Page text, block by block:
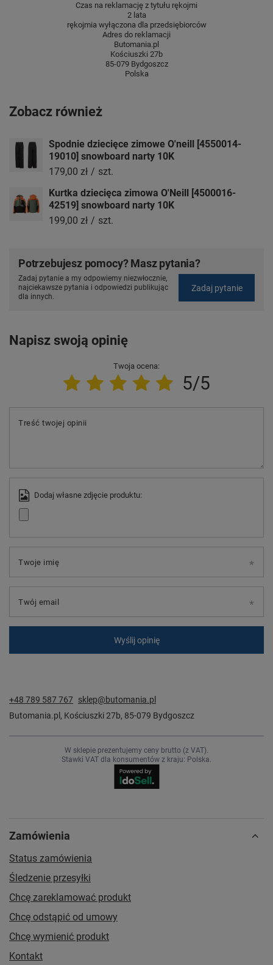
Czas na reklamację z tytułu rękojmi
2 lata
rękojmia wyłączona dla przedsiębiorców
Adres do reklamacji
Butomania.pl
Kościuszki 27b
85-079 Bydgoszcz
Polska
Zobacz również
Spodnie dziecięce zimowe O'neill [4550014-
19010] snowboard narty 10K
179,00 zł / szt.
Kurtka dziecięca zimowa O'Neill [4500016-
42519] snowboard narty 10K
199,00 zł / szt.
Potrzebujesz pomocy? Masz pytania?
Zadaj pytanie a my odpowiemy niezwłocznie,
najciekawsze pytania i odpowiedzi publikując
dla innych.
Zadaj pytanie
Napisz swoją opinię
Twoja ocena:
5/5
Treść twojej opinii
Dodaj własne zdjęcie produktu:
Twoje imię
Twój email
Wyślij opinię
+48 789 587 767 sklep@butomania.pl
Butomania.pl , Kościuszki 27b, 85-079 Bydgoszcz
W sklepie prezentujemy ceny brutto (z VAT).
Stawki VAT dla konsumentów z kraju: Polska.
Zamówienia
Status zamówienia
Śledzenie przesyłki
Chcę zareklamować produkt
Chcę odstąpić od umowy
Chcę wymienić produkt
Kontakt